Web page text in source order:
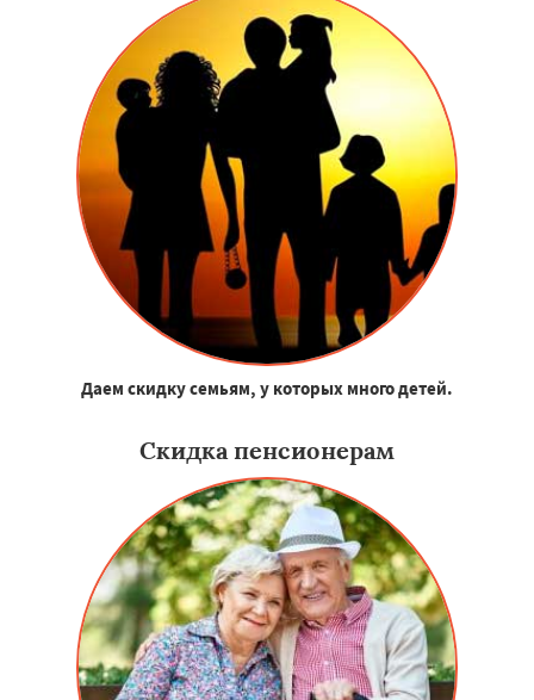
Даем скидку семьям, у которых много детей.
Скидка пенсионерам